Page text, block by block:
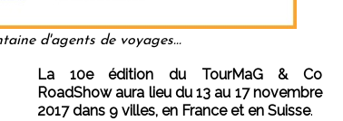
d'agents de voyages...
La 10e édition du TourMaG & Co
RoadShow aura lieu du 13 au 17 novembre
2017 dans 9 villes, en France et en Suisse.